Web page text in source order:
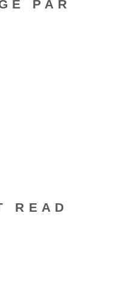
PAR
READ